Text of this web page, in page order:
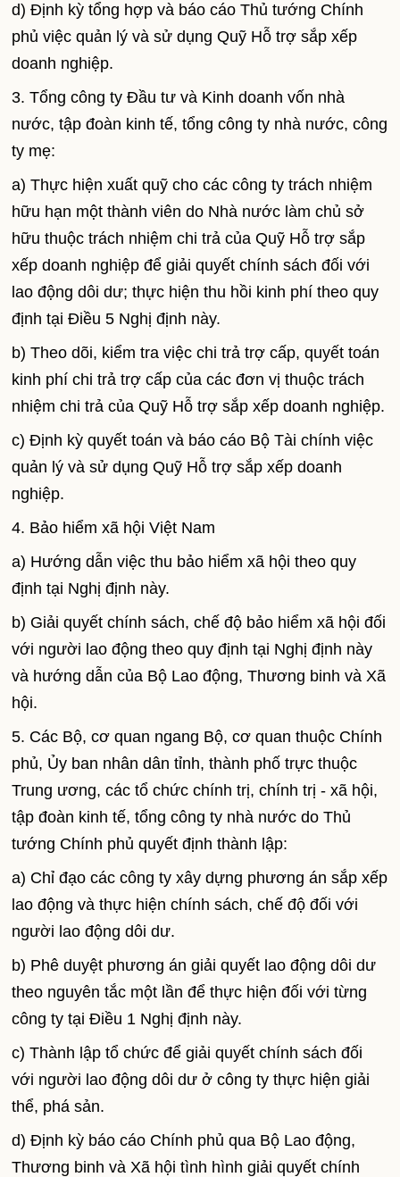
d) Định kỳ tổng hợp và báo cáo Thủ tướng Chính
phủ việc quản lý và sử dụng Quỹ Hỗ trợ sắp xếp
doanh nghiệp.
3. Tổng công ty Đầu tư và Kinh doanh vốn nhà
nước, tập đoàn kinh tế, tổng công ty nhà nước, công
ty mẹ:
a) Thực hiện xuất quỹ cho các công ty trách nhiệm
hữu hạn một thành viên do Nhà nước làm chủ sở
hữu thuộc trách nhiệm chi trả của Quỹ Hỗ trợ sắp
xếp doanh nghiệp để giải quyết chính sách đối với
lao động dôi dư; thực hiện thu hồi kinh phí theo quy
định tại Điều 5 Nghị định này.
b) Theo dõi, kiểm tra việc chi trả trợ cấp, quyết toán
kinh phí chi trả trợ cấp của các đơn vị thuộc trách
nhiệm chi trả của Quỹ Hỗ trợ sắp xếp doanh nghiệp.
c) Định kỳ quyết toán và báo cáo Bộ Tài chính việc
quản lý và sử dụng Quỹ Hỗ trợ sắp xếp doanh
nghiệp.
4. Bảo hiểm xã hội Việt Nam
a) Hướng dẫn việc thu bảo hiểm xã hội theo quy
định tại Nghị định này.
b) Giải quyết chính sách, chế độ bảo hiểm xã hội đối
với người lao động theo quy định tại Nghị định này
và hướng dẫn của Bộ Lao động, Thương binh và Xã
hội.
5. Các Bộ, cơ quan ngang Bộ, cơ quan thuộc Chính
phủ, Ủy ban nhân dân tỉnh, thành phố trực thuộc
Trung ương, các tổ chức chính trị, chính trị - xã hội,
tập đoàn kinh tế, tổng công ty nhà nước do Thủ
tướng Chính phủ quyết định thành lập:
a) Chỉ đạo các công ty xây dựng phương án sắp xếp
lao động và thực hiện chính sách, chế độ đối với
người lao động dôi dư.
b) Phê duyệt phương án giải quyết lao động dôi dư
theo nguyên tắc một lần để thực hiện đối với từng
công ty tại Điều 1 Nghị định này.
c) Thành lập tổ chức để giải quyết chính sách đối
với người lao động dôi dư ở công ty thực hiện giải
thể, phá sản.
d) Định kỳ báo cáo Chính phủ qua Bộ Lao động,
Thương binh và Xã hội tình hình giải quyết chính